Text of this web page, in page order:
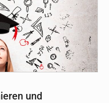
und